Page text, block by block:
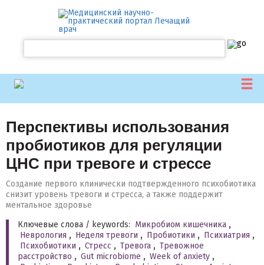
Перспективы использования
пробиотиков для регуляции
ЦНС при тревоге и стрессе
Создание первого клинически подтвержденного психобиотика
снизит уровень тревоги и стресса, а также поддержит
ментальное здоровье
Ключевые слова / keywords: Микробиом кишечника ,
Неврология , Неделя тревоги , Пробиотики , Психиатрия ,
Психобиотики , Стресс , Тревога , Тревожное
расстройство , Gut microbiome , Week of anxiety ,